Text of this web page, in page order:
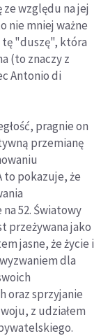
względu na jej
nie mniej ważne
"duszę", która
(to znaczy z
Antonio di
pragnie on
przemianę
pokazuje, że
52. Światowy
przeżywana jako
jasne, że życie i
dla
oraz sprzyjanie
z udziałem